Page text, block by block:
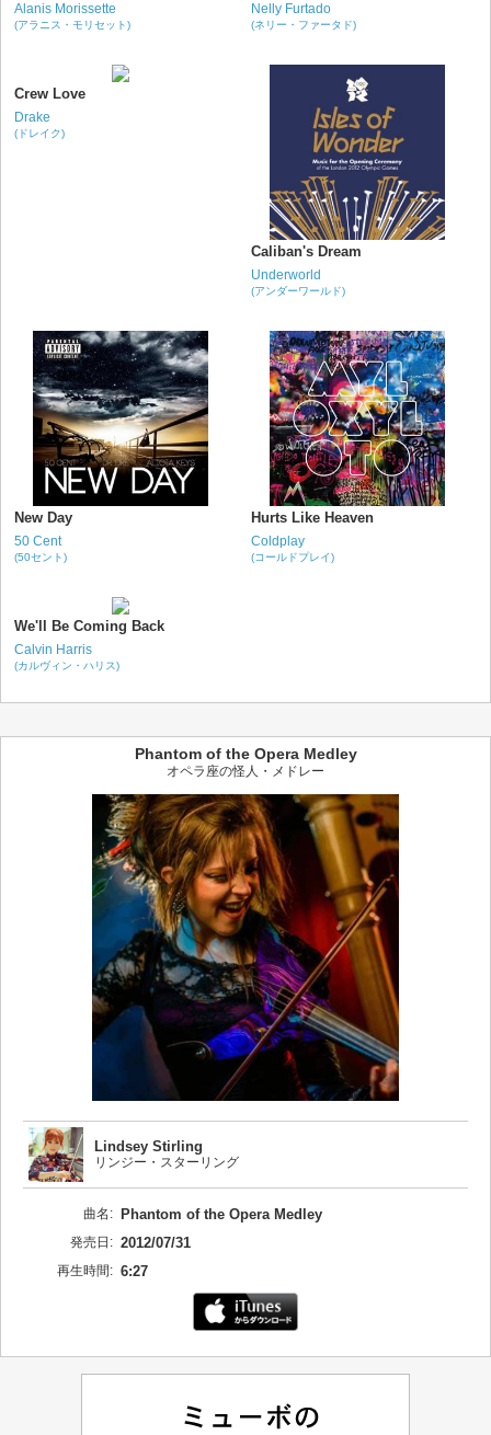
Alanis Morissette
(アラニス・モリセット)
Nelly Furtado
(ネリー・ファータド)
Crew Love
Drake
(ドレイク)
Caliban's Dream
Underworld
(アンダーワールド)
New Day
50 Cent
(50セント)
Hurts Like Heaven
Coldplay
(コールドプレイ)
We'll Be Coming Back
Calvin Harris
(カルヴィン・ハリス)
Phantom of the Opera Medley
オペラ座の怪人・メドレー
Lindsey Stirling
リンジー・スターリング
曲名: Phantom of the Opera Medley
発売日: 2012/07/31
再生時間: 6:27